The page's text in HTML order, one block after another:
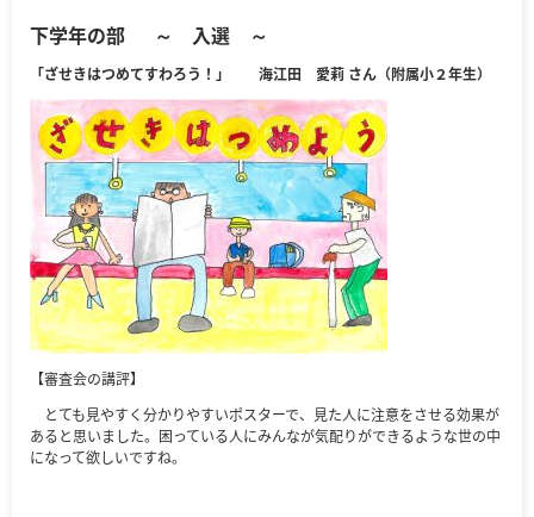
下学年の部 ～ 入選 ～
「ざせきはつめてすわろう！」 海江田 愛莉 さん（附属小２年生）
【審査会の講評】
とても見やすく分かりやすいポスターで、見た人に注意をさせる効果が
あると思いました。困っている人にみんなが気配りができるような世の中
になって欲しいですね。